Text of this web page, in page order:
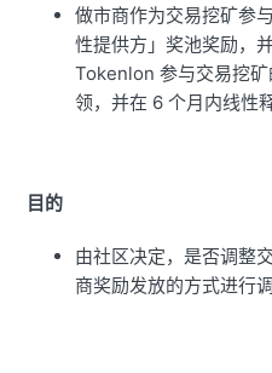
做市商作为交易挖矿参
性提供方」奖池奖励，
Tokenlon 参与交易挖
领，并在 6 个月内线性
目的
由社区决定，是否调整
商奖励发放的方式进行